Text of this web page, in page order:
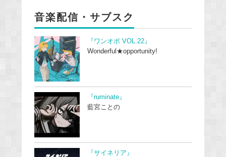
音楽配信・サブスク
『ワンオポ VOL.22』
Wonderful★opportunity!
『ruminate』
藍宮ことの
『サイネリア』